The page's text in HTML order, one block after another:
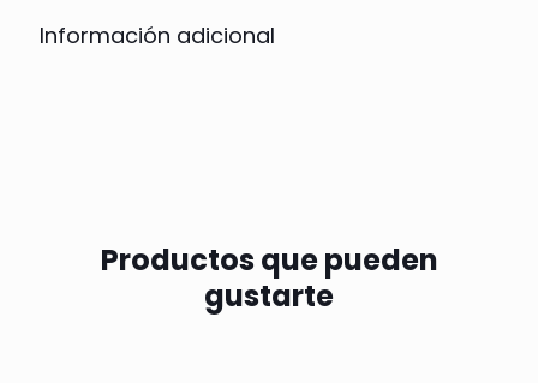
Información adicional
Productos que pueden
gustarte